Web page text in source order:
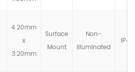
4.20mm
x
3.20mm
Surface
Mount
Non-
llluminated
IP4X